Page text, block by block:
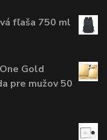
fľaša 750 ml
Gold
pre mužov 50